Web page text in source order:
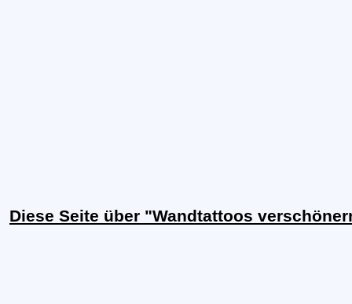
Diese Seite über "Wandtattoos